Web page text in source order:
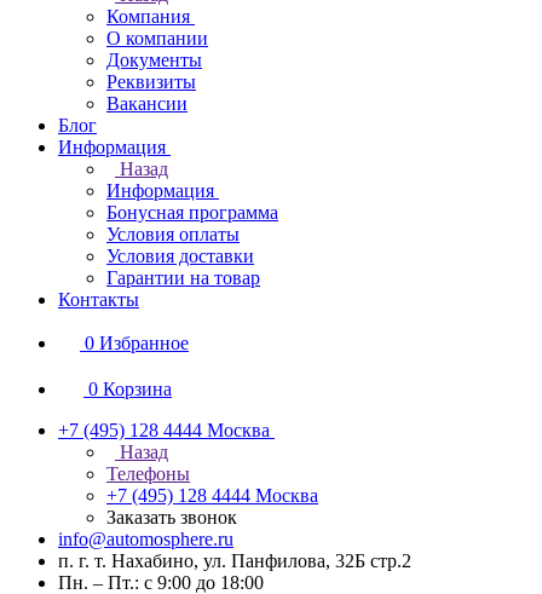
Компания
О компании
Документы
Реквизиты
Вакансии
Блог
Информация
Назад
Информация
Бонусная программа
Условия оплаты
Условия доставки
Гарантии на товар
Контакты
0 Избранное
0 Корзина
+7 (495) 128 4444 Москва
Назад
Телефоны
+7 (495) 128 4444 Москва
Заказать звонок
info@automosphere.ru
п. г. т. Нахабино, ул. Панфилова, 32Б стр.2
Пн. – Пт.: с 9:00 до 18:00